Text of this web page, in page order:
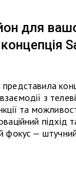
для
з
та
підхід
фокус —